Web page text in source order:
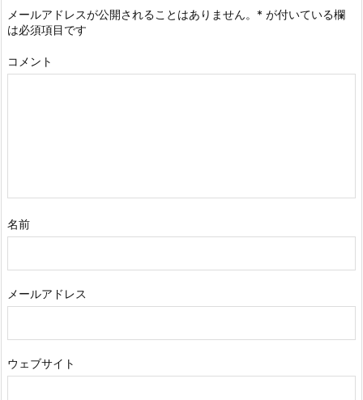
メールアドレスが公開されることはありません。 * が付いている欄
は必須項目です
コメント
名前
メールアドレス
ウェブサイト